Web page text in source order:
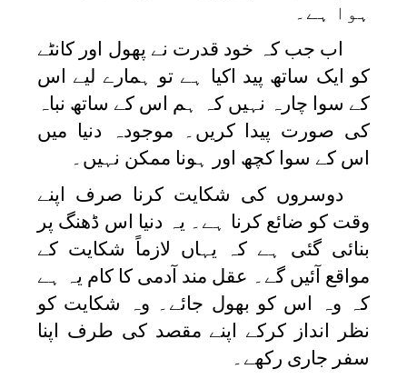
ہوا ہے۔
اب جب کہ خود قدرت نے پھول اور کانٹے
کو ایک ساتھ پید اکیا ہے تو ہمارے لیے اس
کے سوا چارہ نہیں کہ ہم اس کے ساتھ نباہ
کی صورت پیدا کریں۔ موجودہ دنیا میں
اس کے سوا کچھ اور ہونا ممکن نہیں۔
دوسروں کی شکایت کرنا صرف اپنے
وقت کو ضائع کرنا ہے۔ یہ دنیا اس ڈھنگ پر
بنائی گئی ہے کہ یہاں لازماً شکایت کے
مواقع آئیں گے۔ عقل مند آدمی کا کام یہ ہے
کہ وہ اس کو بھول جائے۔ وہ شکایت کو
نظر انداز کرکے اپنے مقصد کی طرف اپنا
سفر جاری رکھے۔